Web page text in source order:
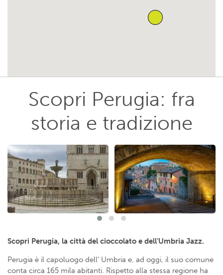
Scopri Perugia: fra
storia e tradizione
Scopri Perugia, la città del cioccolato e dell’Umbria Jazz.
Perugia è il capoluogo dell’ Umbria e, ad oggi, il suo comune
conta circa 165 mila abitanti. Rispetto alla stessa regione ha